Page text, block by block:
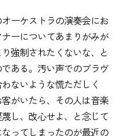
ーケストラの演奏会にお
ーについてあまりがみが
強制されたくないな、と
ある。汚い声でのブラヴ
ないような慌ただしく
がいたら、その人は音楽
し、改心せよ、と念じて
ってしまったのが最近の